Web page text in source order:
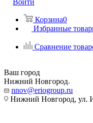
Войти
Корзина0
Избранные
Сравнение
Ваш город
Нижний Новгород
nnov@eriogroup.ru
Нижний Новгород, ул.